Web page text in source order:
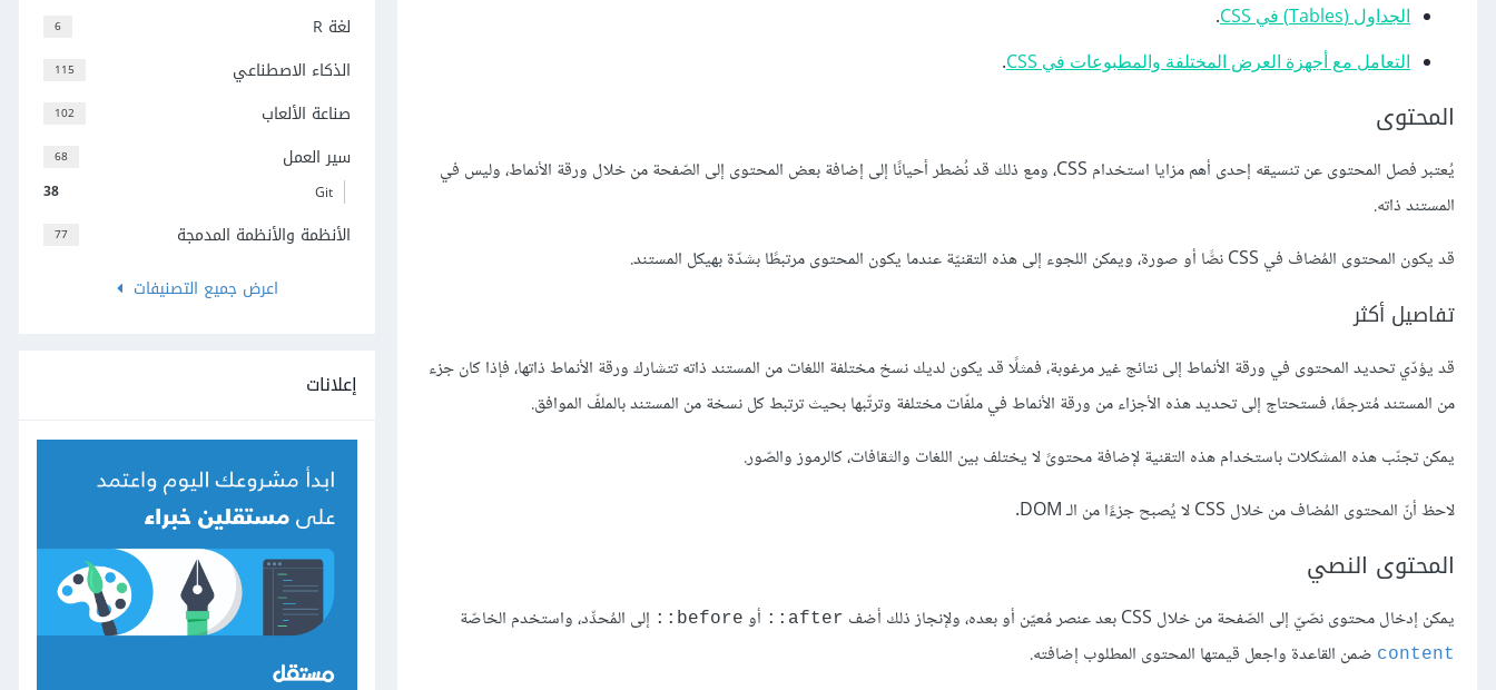
الجداول (Tables) في CSS
.
التعامل مع أجهزة العرض المختلفة والمطبوعات في CSS
.
المحتوى
يُعتبر فصل المحتوى عن تنسيقه إحدى أهم مزايا استخدام CSS، ومع ذلك قد نُضطر أحيانًا إلى إضافة بعض المحتوى إلى الصّفحة من خلال ورقة الأنماط، وليس في
المستند ذاته.
قد يكون المحتوى المُضاف في CSS نصًّا أو صورة، ويمكن اللجوء إلى هذه التقنيّة عندما يكون المحتوى مرتبطًا بشدّة بهيكل المستند.
تفاصيل أكثر
قد يؤدّي تحديد المحتوى في ورقة الأنماط إلى نتائج غير مرغوبة، فمثلًا قد يكون لديك نسخ مختلفة اللغات من المستند ذاته تتشارك ورقة الأنماط ذاتها، فإذا كان جزء
من المستند مُترجمًا، فستحتاج إلى تحديد هذه الأجزاء من ورقة الأنماط في ملفّات مختلفة وترتّبها بحيث ترتبط كل نسخة من المستند بالملفّ الموافق.
يمكن تجنّب هذه المشكلات باستخدام هذه التقنية لإضافة محتوىً لا يختلف بين اللغات والثقافات، كالرموز والصّور.
لاحظ أنّ المحتوى المُضاف من خلال CSS لا يُصبح جزءًا من الـ DOM.
المحتوى النصي
يمكن إدخال محتوى نصّيّ إلى الصّفحة من خلال CSS بعد عنصر مُعيّن أو بعده، ولإنجاز ذلك أضف ‎ ::after
::before
content ضمن القاعدة واجعل قيمتها المحتوى المطلوب إضافته.
6 لغة R
115 الذكاء الاصطناعي
102 صناعة الألعاب
68 سير العمل
38 Git
77
الأنظمة والأنظمة المدمجة
اعرض جميع التصنيفات
إعلانات